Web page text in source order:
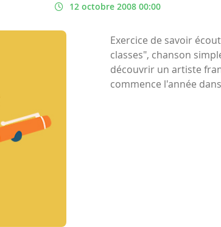
12 octobre 2008 00:00
Exercice de savoir
classes", chanson
découvrir un artiste
commence l'année